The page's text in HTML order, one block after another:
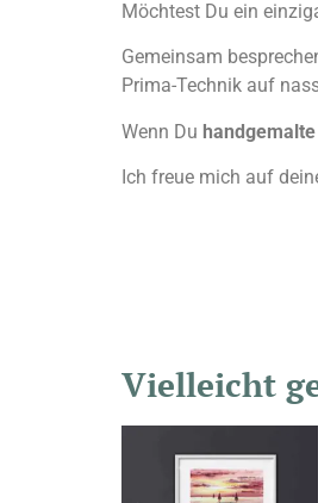
Möchtest Du ein
Gemeinsam
Prima-Technik auf
Wenn Du
Ich freue mich auf
Vielleicht